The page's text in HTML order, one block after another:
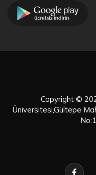
Copyright ©
Üniversitesi,Gültepe